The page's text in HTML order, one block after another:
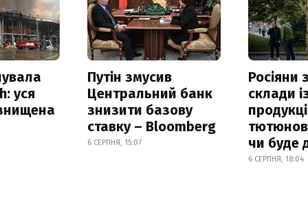
уся
Путін змусив
Центральний банк
знизити базову
ставку – Bloomberg
6 СЕРПНЯ, 15:07
Росіяни
склади
чи буде
6 СЕРПНЯ, 18:04